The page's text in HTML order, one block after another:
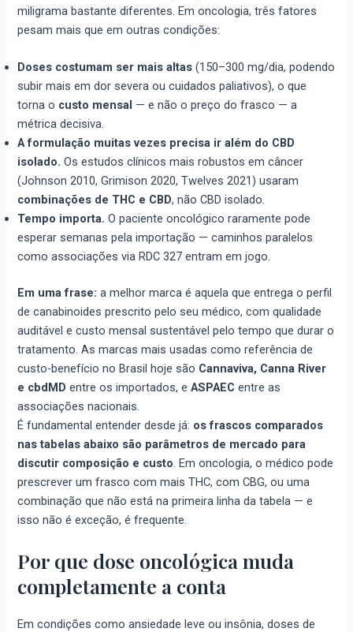
miligrama bastante diferentes. Em oncologia, três fatores
pesam mais que em outras condições:
Doses costumam ser mais altas (150–300 mg/dia, podendo
subir mais em dor severa ou cuidados paliativos), o que
torna o custo mensal — e não o preço do frasco — a
métrica decisiva.
A formulação muitas vezes precisa ir além do CBD
isolado. Os estudos clínicos mais robustos em câncer
(Johnson 2010, Grimison 2020, Twelves 2021) usaram
combinações de THC e CBD, não CBD isolado.
Tempo importa. O paciente oncológico raramente pode
esperar semanas pela importação — caminhos paralelos
como associações via RDC 327 entram em jogo.
Em uma frase: a melhor marca é aquela que entrega o perfil
de canabinoides prescrito pelo seu médico, com qualidade
auditável e custo mensal sustentável pelo tempo que durar o
tratamento. As marcas mais usadas como referência de
custo-benefício no Brasil hoje são Cannaviva, Canna River
e cbdMD entre os importados, eASPAEC entre as
associações nacionais.
É fundamental entender desde já: os frascos comparados
nas tabelas abaixo são parâmetros de mercado para
discutir composição e custo. Em oncologia, o médico pode
prescrever um frasco com mais THC, com CBG, ou uma
combinação que não está na primeira linha da tabela — e
isso não é exceção, é frequente.
Por que dose oncológica muda
completamente a conta
Em condições como ansiedade leve ou insônia, doses de